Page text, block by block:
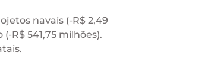
navais (-R$ 2,49
R$ 541,75 milhões).